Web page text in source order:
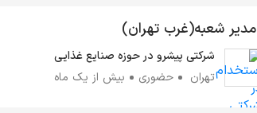
مدیر شعبه(غرب تهران)
شرکتی پیشرو در حوزه صنایع غذایی
تهران
حضوری بیش از یک ماه